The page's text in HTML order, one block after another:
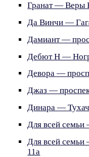
Гранат — Веры
Да Винчи —
Дамиант —
Дебют Н —
Девора —
Джаз —
Динара —
Для всей семьи
Для всей
11а